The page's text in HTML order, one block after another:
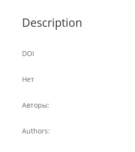
Description
DOI
Нет
Авторы:
Authors: